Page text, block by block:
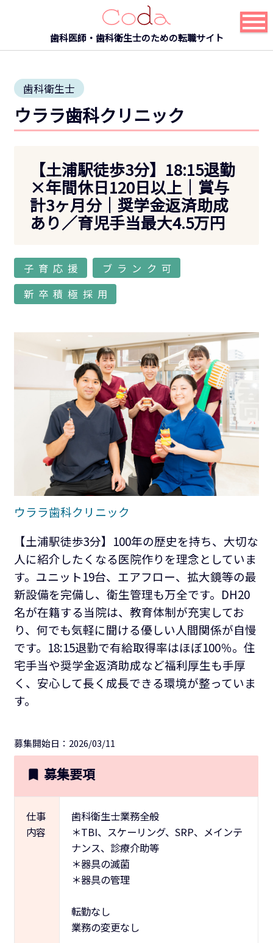
歯科医師・歯科衛生士のための転職サイト
歯科衛生士
ウララ歯科クリニック
【土浦駅徒歩3分】18:15退勤
×年間休日120日以上｜賞与
計3ヶ月分｜奨学金返済助成
あり／育児手当最大4.5万円
子育応援
ブランク可
新卒積極採用
ウララ歯科クリニック
【土浦駅徒歩3分】100年の歴史を持ち、大切な
人に紹介したくなる医院作りを理念としていま
す。ユニット19台、エアフロー、拡大鏡等の最
新設備を完備し、衛生管理も万全です。DH20
名が在籍する当院は、教育体制が充実してお
り、何でも気軽に聞ける優しい人間関係が自慢
です。18:15退勤で有給取得率はほぼ100％。住
宅手当や奨学金返済助成など福利厚生も手厚
く、安心して長く成長できる環境が整っていま
す。
募集開始日：2026/03/11
募集要項
仕事
内容
歯科衛生士業務全般
＊TBI、スケーリング、SRP、メインテ
ナンス、診療介助等
＊器具の滅菌
＊器具の管理
転勤なし
業務の変更なし